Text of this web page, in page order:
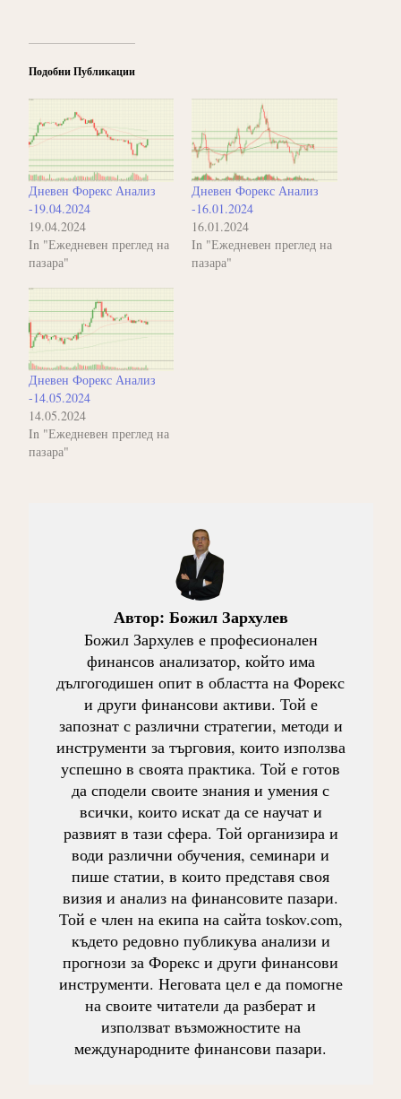
Подобни Публикации
Дневен Форекс Анализ
-19.04.2024
19.04.2024
In "Ежедневен преглед на
пазара"
Дневен Форекс Анализ
-16.01.2024
16.01.2024
In "Ежедневен преглед на
пазара"
Дневен Форекс Анализ
-14.05.2024
14.05.2024
In "Ежедневен преглед на
пазара"
Автор: Божил Зархулев
Божил Зархулев е професионален
финансов анализатор, който има
дългогодишен опит в областта на Форекс
и други финансови активи. Той е
запознат с различни стратегии, методи и
инструменти за търговия, които използва
успешно в своята практика. Той е готов
да сподели своите знания и умения с
всички, които искат да се научат и
развият в тази сфера. Той организира и
води различни обучения, семинари и
пише статии, в които представя своя
визия и анализ на финансовите пазари.
Той е член на екипа на сайта toskov.com,
където редовно публикува анализи и
прогнози за Форекс и други финансови
инструменти. Неговата цел е да помогне
на своите читатели да разберат и
използват възможностите на
международните финансови пазари.